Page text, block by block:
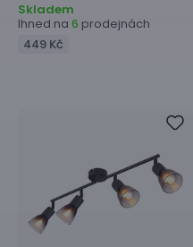
Skladem
Ihned na 6 prodejnách
449 Kč